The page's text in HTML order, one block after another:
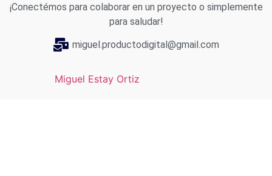
¡Conectémos para colaborar en un proyecto o simplemente
para saludar!
miguel.productodigital@gmail.com
Miguel Estay Ortiz